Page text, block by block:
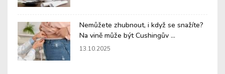
Nemůžete zhubnout, i když se snažíte?
Na vině může být Cushingův ...
13.10.2025